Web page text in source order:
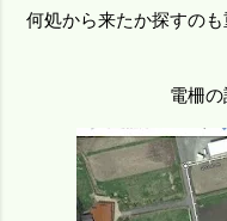
何処から来たか探すの
電柵の